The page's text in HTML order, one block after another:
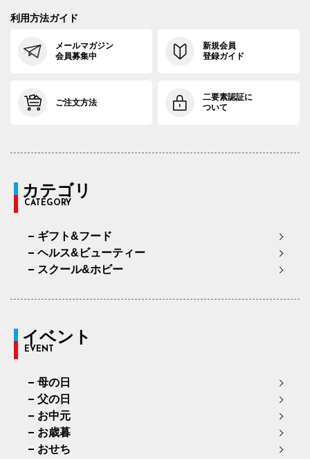
利用方法ガイド
メールマガジン
会員募集中
新規会員
登録ガイド
ご注文方法
二要素認証に
ついて
カテゴリ
CATEGORY
ギフト&フード
ヘルス&ビューティー
スクール&ホビー
イベント
EVENT
母の日
父の日
お中元
お歳暮
おせち